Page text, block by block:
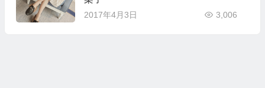
2017年4月3日 3,006